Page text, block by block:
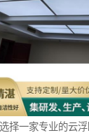
择一家专业的云